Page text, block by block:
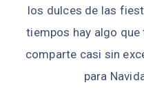
los dulces de las
tiempos hay algo
comparte casi sin
para